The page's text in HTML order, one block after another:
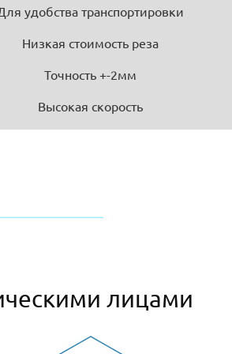
удобства транспортировки
Низкая стоимость реза
Точность +-2мм
Высокая скорость
лицами